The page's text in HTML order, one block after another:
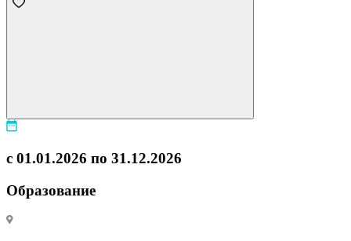
с 01.01.2026 по 31.12.2026
Образование